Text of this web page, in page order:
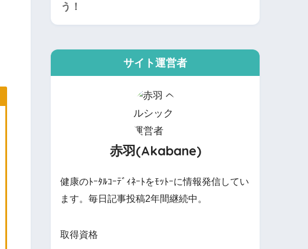
う！
サイト運営者
赤羽(Akabane)
健康のﾄｰﾀﾙｺｰﾃﾞｨﾈｰﾄをﾓｯﾄｰに情報発信してい
ます。毎日記事投稿2年間継続中。
取得資格